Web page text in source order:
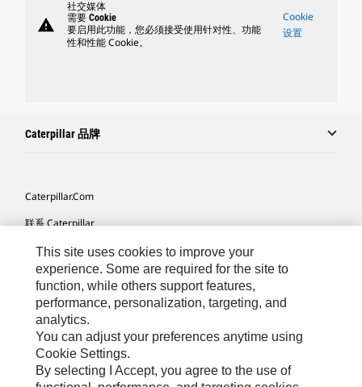
warning
社交媒体
需要 Cookie
要启用此功能，您必须接受使用针对性、功能
性和性能 Cookie。
Cookie
设置
Caterpillar 品牌
Caterpillar.com
联系 Caterpillar
我的营销首选项
站点地图
Cookie Settings
法律
隐私
This site uses cookies to improve your
experience. Some are required for the site to
function, while others support features,
performance, personalization, targeting, and
analytics.
You can adjust your preferences anytime using
Cookie Settings.
By selecting I Accept, you agree to the use of